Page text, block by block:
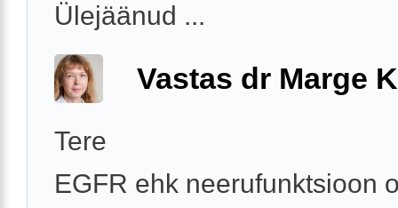
Ülejäänud ...
Vastas dr Marge
Tere
EGFR ehk neerufunktsioon